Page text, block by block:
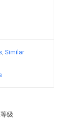
级
Similar